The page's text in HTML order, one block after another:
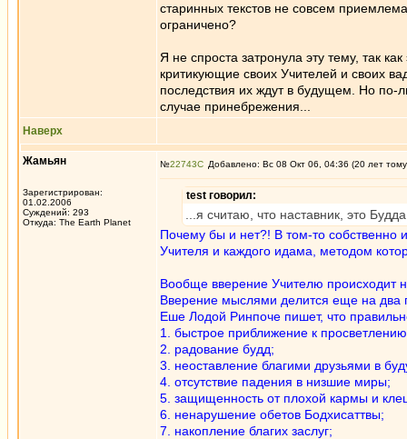
старинных текстов не совсем
ограничено?
Я не спроста затронула эту тему, так
критикующие своих Учителей и своих
последствия их ждут в будущем. Но по-
случае принебрежения...
Наверх
Жамьян
Зарегистрирован:
01.02.2006
Суждений: 293
Откуда: The Earth Planet
№22743 Добавлено: Вс 08 Окт 06, 04:36 (20 лет
test говорил:
...я считаю, что наставник, это
Почему бы и нет?! В том-то собственно
Учителя и каждого идама, методом
Вообще вверение Учителю происходит
Вверение мыслями делится еще на два
Еше Лодой Ринпоче пишет, что
1. быстрое приближение к
2. радование будд;
3. неоставление благими друзьями в
4. отсутствие падения в низшие миры;
5. защищенность от плохой кармы и
6. ненарушение обетов Бодхисаттвы;
7. накопление благих заслуг;